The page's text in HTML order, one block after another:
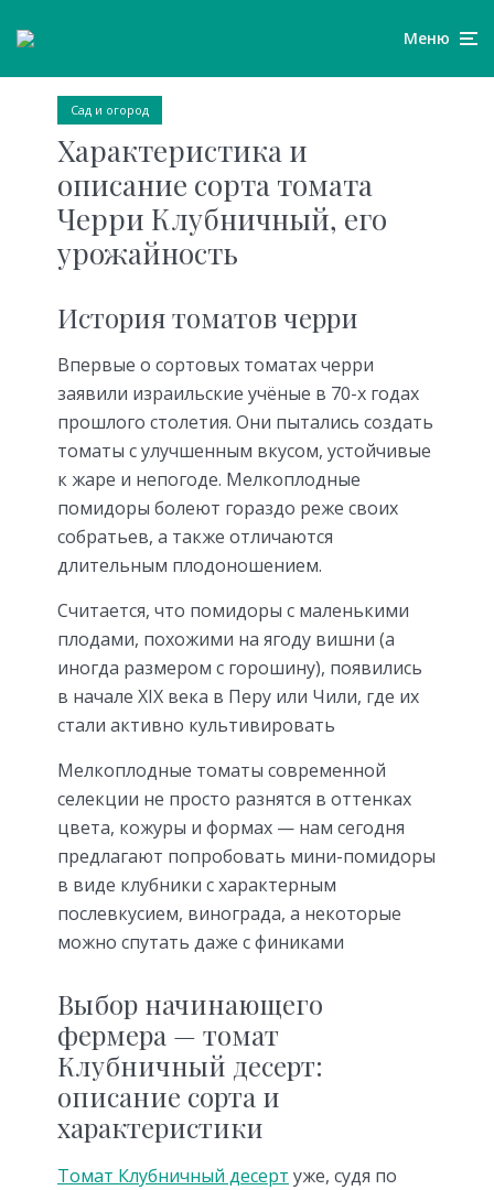
Меню
Сад и огород
Характеристика и
описание сорта томата
Черри Клубничный, его
урожайность
История томатов черри
Впервые о сортовых томатах черри
заявили израильские учёные в 70-х годах
прошлого столетия. Они пытались создать
томаты с улучшенным вкусом, устойчивые
к жаре и непогоде. Мелкоплодные
помидоры болеют гораздо реже своих
собратьев, а также отличаются
длительным плодоношением.
Считается, что помидоры с маленькими
плодами, похожими на ягоду вишни (а
иногда размером с горошину), появились
в начале XIX века в Перу или Чили, где их
стали активно культивировать
Мелкоплодные томаты современной
селекции не просто разнятся в оттенках
цвета, кожуры и формах — нам сегодня
предлагают попробовать мини-помидоры
в виде клубники с характерным
послевкусием, винограда, а некоторые
можно спутать даже с финиками
Выбор начинающего
фермера — томат
Клубничный десерт:
описание сорта и
характеристики
Томат Клубничный десерт уже, судя по